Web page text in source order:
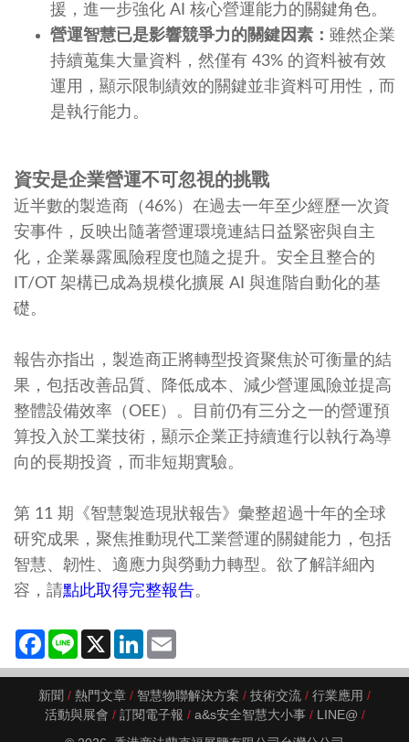
援，進一步強化 AI 核心營運能力的關鍵角色。
營運智慧已是影響競爭力的關鍵因素： 雖然企業
持續蒐集大量資料，然僅有 43% 的資料被有效
運用，顯示限制績效的關鍵並非資料可用性，而
是執行能力。
資安是企業營運不可忽視的挑戰
近半數的製造商（46%）在過去一年至少經歷一次資
安事件，反映出隨著營運環境連結日益緊密與自主
化，企業暴露風險程度也隨之提升。安全且整合的
IT/OT 架構已成為規模化擴展 AI 與進階自動化的基
礎。
報告亦指出，製造商正將轉型投資聚焦於可衡量的結
果，包括改善品質、降低成本、減少營運風險並提高
整體設備效率（OEE）。目前仍有三分之一的營運預
算投入於工業技術，顯示企業正持續進行以執行為導
向的長期投資，而非短期實驗。
第 11 期《智慧製造現狀報告》彙整超過十年的全球
研究成果，聚焦推動現代工業營運的關鍵能力，包括
智慧、韌性、適應力與勞動力轉型。欲了解詳細內
容，請點此取得完整報告。
Facebook
Line X LinkedIn
新聞 熱門文章 智慧物聯解決方案 技術交流
行業應用
活動與展會
訂閱電子報 a&s安全智慧大小事
LINE@